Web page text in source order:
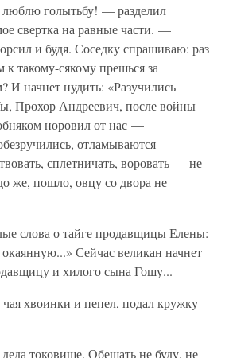
голытьбу! — разделил
свертка на равные части. —
и будя. Соседку спрашиваю: раз
к такому-сякому прешься за
И начнет нудить: «Разучились
Прохор Андреевич, после войны
норовил от нас —
отламываются
сплетничать, воровать — не
же, пошло, овцу со двора не
слова о тайге продавщицы Елены:
Сейчас великан начнет
и хилого сына Гошу...
хвоинки и пепел, подал кружку
токовище. Обещать не буду, не